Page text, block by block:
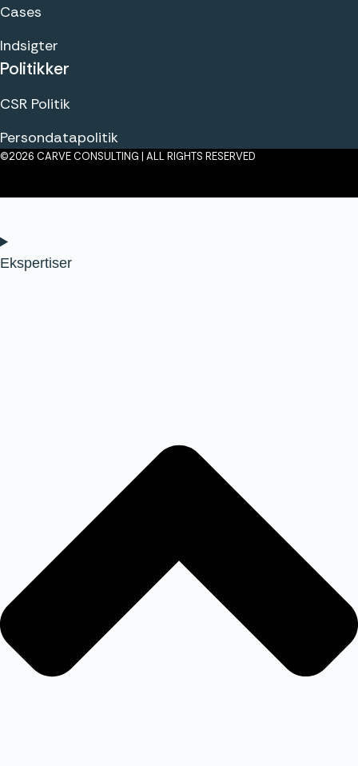
Cases
Indsigter
Politikker
CSR Politik
Persondatapolitik
©2026 CARVE CONSULTING | ALL RIGHTS RESERVED
Ekspertiser